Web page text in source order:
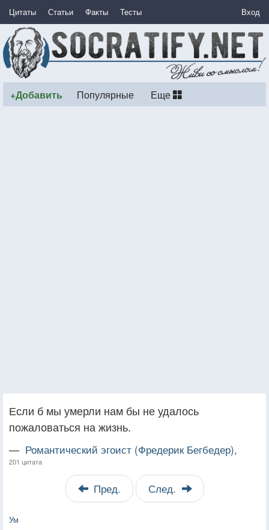
Цитаты Статьи Факты Тесты Вход
+Добавить Популярные Еще
Если б мы умерли нам бы не удалось
пожаловаться на жизнь.
— Романтический эгоист (Фредерик Бегбедер),
201 цитата
Пред. След.
Ум